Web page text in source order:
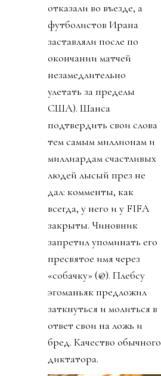
отказали во въезде, а
футболистов Ирана
заставляли после по
окончании матчей
незамедлительно
улетать за пределы
США). Шанса
подтвердить свои слова
тем самым миллионам и
миллиардам счастливых
людей лысый през не
дал: комменты, как
всегда, у него и у FIFA
закрыты. Чиновник
запретил упоминать его
пресвятое имя через
«собачку» (@). Плебсу
эгоманьяк предложил
заткнуться и молиться в
ответ свои на ложь и
бред. Качество обычного
диктатора.